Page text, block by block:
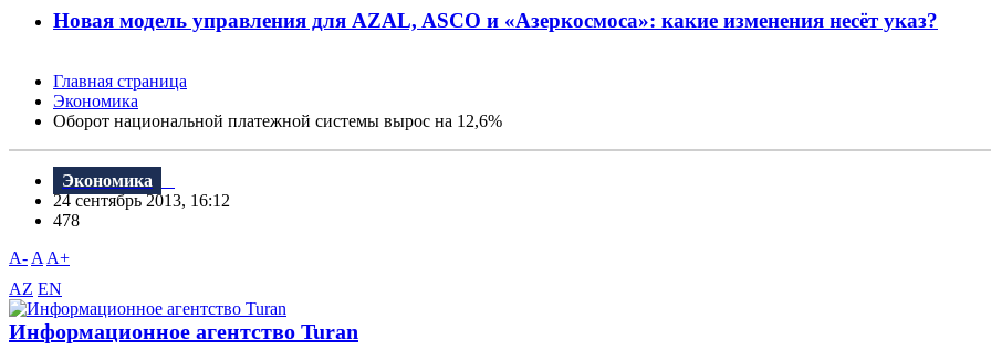
Новая модель управления для AZAL, ASCO и «Азеркосмоса»: какие изменения несёт указ?
Главная страница
Экономика
Оборот национальной платежной системы вырос на 12,6%
Экономика
24 сентябрь 2013, 16:12
478
A- A A+
AZ EN
Информационное агентство Turan